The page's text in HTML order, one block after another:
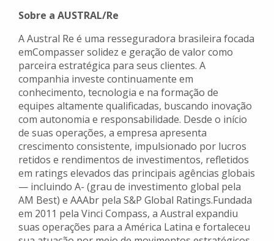
Sobre a AUSTRAL/Re
A Austral Re é uma resseguradora brasileira focada
emCompasser solidez e geração de valor como
parceira estratégica para seus clientes. A
companhia investe continuamente em
conhecimento, tecnologia e na formação de
equipes altamente qualificadas, buscando inovação
com autonomia e responsabilidade. Desde o início
de suas operações, a empresa apresenta
crescimento consistente, impulsionado por lucros
retidos e rendimentos de investimentos, refletidos
em ratings elevados das principais agências globais
— incluindo A- (grau de investimento global pela
AM Best) e AAAbr pela S&P Global Ratings.Fundada
em 2011 pela Vinci Compass, a Austral expandiu
suas operações para a América Latina e fortaleceu